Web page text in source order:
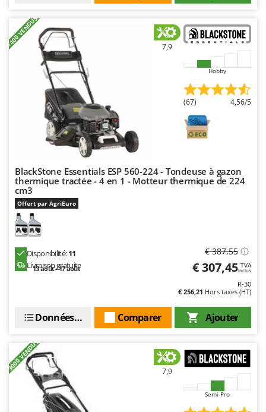
Worx
Y Yard Force
Zanon
Zephir
ZGrills
Zodiac
+400 VENDUS 7,9
Hobby
(67) 4,56/5
BlackStone Essentials ESP 560-224 - Tondeuse à gazon
thermique tractée - 4 en 1 - Motteur thermique de 224
cm3
Offert par AgriEuro
Disponibilité:11
Livraison gratuite
13 août - 17 août
€ 387,55
€ 307,45 TVA
Inclus
R-30
€ 256,21 Hors taxes (HT)
Ajouter
Comparer
Données techniques
+3000 VENDUS 7,9
Semi-Pro